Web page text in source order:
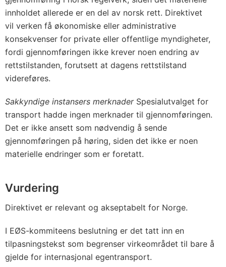
innholdet allerede er en del av norsk rett. Direktivet
vil verken få økonomiske eller administrative
konsekvenser for private eller offentlige myndigheter,
fordi gjennomføringen ikke krever noen endring av
rettstilstanden, forutsett at dagens rettstilstand
videreføres.
Sakkyndige instansers merknader Spesialutvalget for
transport hadde ingen merknader til gjennomføringen.
Det er ikke ansett som nødvendig å sende
gjennomføringen på høring, siden det ikke er noen
materielle endringer som er foretatt.
Vurdering
Direktivet er relevant og akseptabelt for Norge.
I EØS-kommiteens beslutning er det tatt inn en
tilpasningstekst som begrenser virkeområdet til bare å
gjelde for internasjonal egentransport.